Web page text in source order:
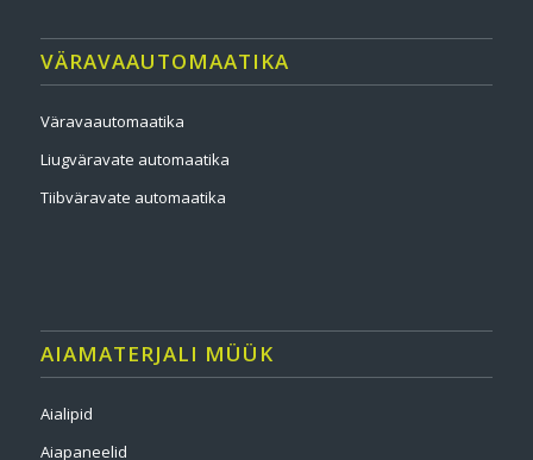
VÄRAVAAUTOMAATIKA
Väravaautomaatika
Liugväravate automaatika
Tiibväravate automaatika
AIAMATERJALI MÜÜK
Aialipid
Aiapaneelid